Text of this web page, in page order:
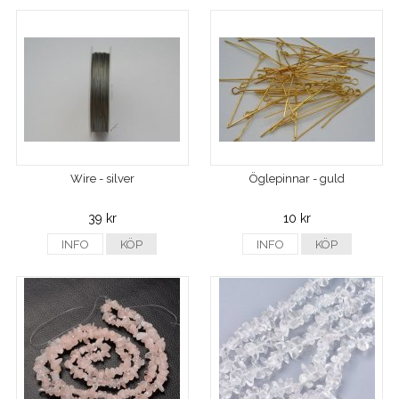
Wire - silver
39 kr
INFO KÖP
Öglepinnar - guld
10 kr
INFO KÖP